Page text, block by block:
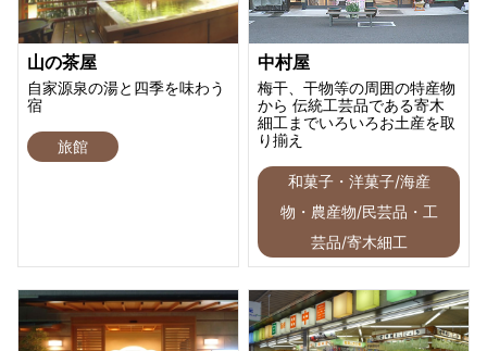
山の茶屋
自家源泉の湯と四季を味わう
宿
旅館
中村屋
梅干、干物等の周囲の特産物
から 伝統工芸品である寄木
細工までいろいろお土産を取
り揃え
和菓子・洋菓子/海産
物・農産物/民芸品・工
芸品/寄木細工